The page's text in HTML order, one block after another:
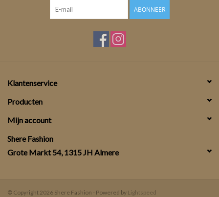
ABONNEER
Klantenservice
Producten
Mijn account
Shere Fashion
Grote Markt 54, 1315 JH Almere
© Copyright 2026 Shere Fashion - Powered by Lightspeed